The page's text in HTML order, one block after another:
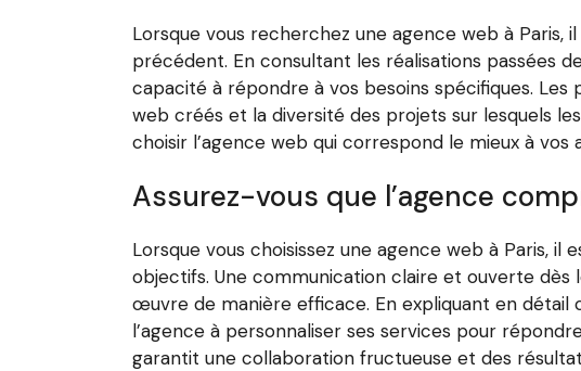
Lorsque vous recherchez une agence web à
précédent. En consultant les réalisations passées
capacité à répondre à vos besoins spécifiques.
web créés et la diversité des projets sur lesquels
choisir l’agence web qui correspond le mieux à
Assurez-vous que l’agence
Lorsque vous choisissez une agence web à Paris,
objectifs. Une communication claire et ouverte
œuvre de manière efficace. En expliquant en détail
l’agence à personnaliser ses services pour
garantit une collaboration fructueuse et des